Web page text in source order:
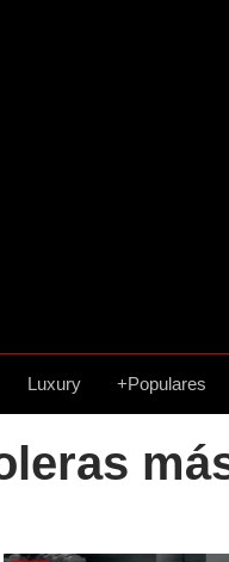
Luxury +Populares